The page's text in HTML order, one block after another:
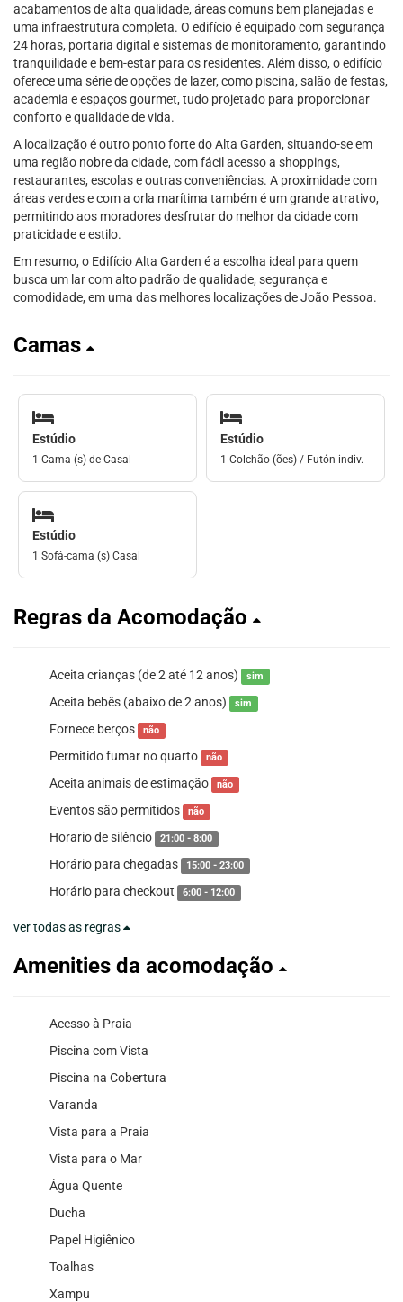
acabamentos de alta qualidade, áreas comuns bem planejadas e
uma infraestrutura completa. O edifício é equipado com segurança
24 horas, portaria digital e sistemas de monitoramento, garantindo
tranquilidade e bem-estar para os residentes. Além disso, o edifício
oferece uma série de opções de lazer, como piscina, salão de festas,
academia e espaços gourmet, tudo projetado para proporcionar
conforto e qualidade de vida.
A localização é outro ponto forte do Alta Garden, situando-se em
uma região nobre da cidade, com fácil acesso a shoppings,
restaurantes, escolas e outras conveniências. A proximidade com
áreas verdes e com a orla marítima também é um grande atrativo,
permitindo aos moradores desfrutar do melhor da cidade com
praticidade e estilo.
Em resumo, o Edifício Alta Garden é a escolha ideal para quem
busca um lar com alto padrão de qualidade, segurança e
comodidade, em uma das melhores localizações de João Pessoa.
Camas
Estúdio
1 Cama (s) de Casal
Estúdio
1 Colchão (ões) / Futón indiv.
Estúdio
1 Sofá-cama (s) Casal
Regras da Acomodação
Aceita crianças (de 2 até 12 anos) sim
Aceita bebês (abaixo de 2 anos) sim
Fornece berços não
Permitido fumar no quarto não
Aceita animais de estimação não
Eventos são permitidos não
Horario de silêncio 21:00 - 8:00
Horário para chegadas 15:00 - 23:00
Horário para checkout 6:00 - 12:00
ver todas as regras
Amenities da acomodação
Acesso à Praia
Piscina com Vista
Piscina na Cobertura
Varanda
Vista para a Praia
Vista para o Mar
Água Quente
Ducha
Papel Higiênico
Toalhas
Xampu